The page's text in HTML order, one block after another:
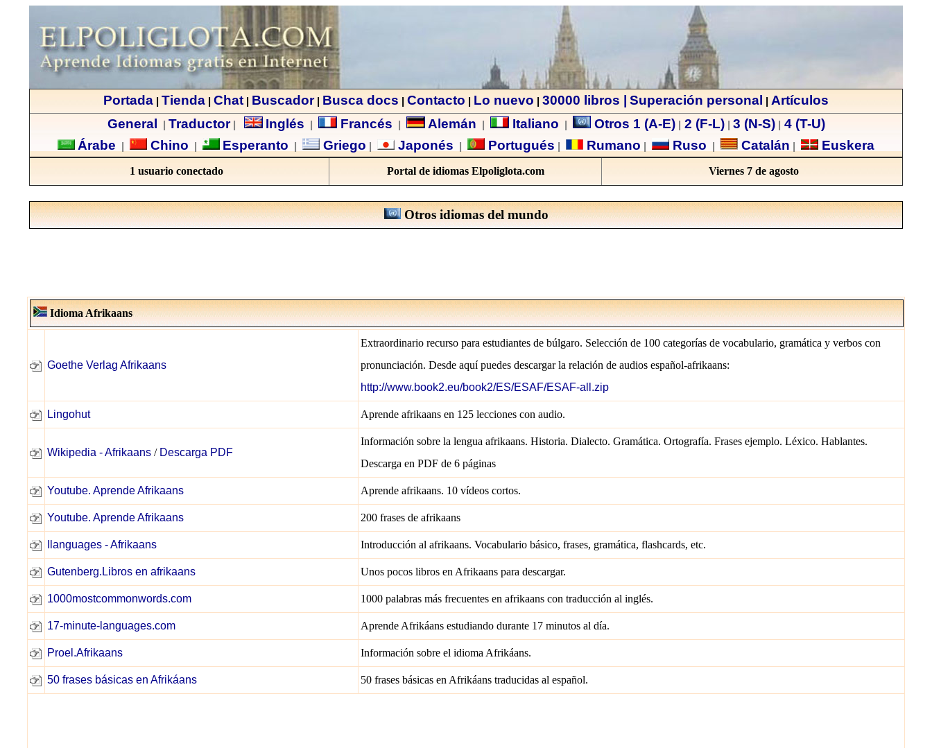
Portada Tienda Chat Buscador| Busca docs Contacto Lo nuevo 30000 libros Superación personal
Artículos
General
Traductor| Inglés Francés Alemán Italiano Otros 1 (A-E)| 2 (F-L)| 3 (N-S)|
4 (T-U)
Árabe
Chino Esperanto Griego Japonés Portugués Rumano Ruso Catalán Euskera
1 usuario conectado Portal de idiomas Elpoliglota.com Viernes 7 de agosto
Otros idiomas del mundo
Idioma Afrikaans
Goethe Verlag Afrikaans
Extraordinario recurso para estudiantes de búlgaro. Selección de 100 categorías de vocabulario, gramática y verbos con
pronunciación. Desde aquí puedes descargar la relación de audios español-afrikaans:
http://www.book2.eu/book2/ES/ESAF/ESAF-all.zip
Lingohut Aprende afrikaans en 125 lecciones con audio.
Wikipedia - Afrikaans / Descarga PDF
Información sobre la lengua afrikaans. Historia. Dialecto. Gramática. Ortografía. Frases ejemplo. Léxico. Hablantes.
Descarga en PDF de 6 páginas
Youtube. Aprende Afrikaans Aprende afrikaans. 10 vídeos cortos.
Youtube. Aprende Afrikaans 200 frases de afrikaans
Ilanguages - Afrikaans Introducción al afrikaans. Vocabulario básico, frases, gramática, flashcards, etc.
Gutenberg.Libros en afrikaans Unos pocos libros en Afrikaans para descargar.
1000mostcommonwords.com 1000 palabras más frecuentes en afrikaans con traducción al inglés.
17-minute-languages.com Aprende Afrikáans estudiando durante 17 minutos al día.
Proel.Afrikaans Información sobre el idioma Afrikáans.
50 frases básicas en Afrikáans 50 frases básicas en Afrikáans traducidas al español.